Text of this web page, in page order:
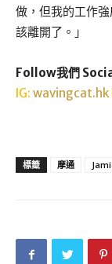
做，但我的工作
該離開了。」
Follow我們
IG: wavingcat.hk
標籤 摩通